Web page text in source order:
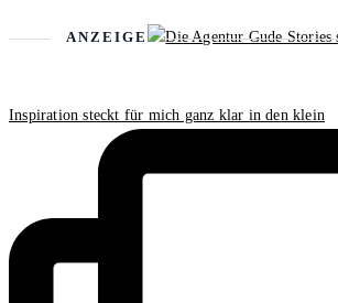
ANZEIGE
Inspiration steckt für mich ganz klar in den klein